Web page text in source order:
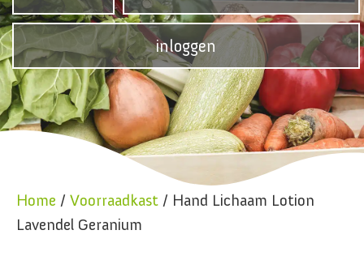
inloggen
Home / Voorraadkast / Hand Lichaam Lotion
Lavendel Geranium